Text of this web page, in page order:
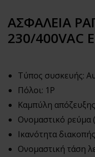
ΑΣΦΑΛΕΙΑ
230/400VAC
Τύπος συσκευής:
Πόλοι: 1P
Καμπύλη
Ονομαστικό ρεύμα
Ικανότητα
Ονομαστική τάση